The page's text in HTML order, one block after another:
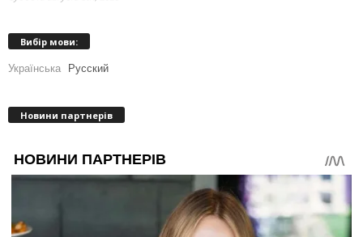
Вибір мови:
Українська Русский
Новини партнерів